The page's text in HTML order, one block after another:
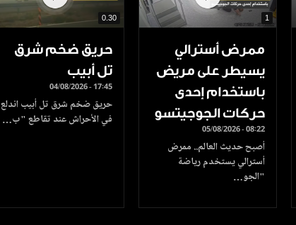
1
ممرض أسترالي
يسيطر على مريض
باستخدام إحدى
حركات الجوجيتسو
05/08/2026 - 08:22
أصبح حديث العالم.. ممرض
أسترالي يستخدم رياضة
"الجو…
0.30
حريق ضخم شرق
تل أبيب
04/08/2026 - 17:45
حريق ضخم شرق تل أبيب اندلع
في الأحراش عند تقاطع "ب…